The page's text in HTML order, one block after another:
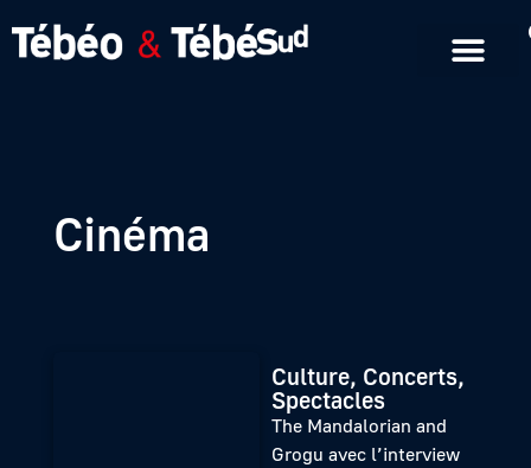
Cinéma
Culture, Concerts,
Spectacles
The Mandalorian and
Grogu avec l’interview